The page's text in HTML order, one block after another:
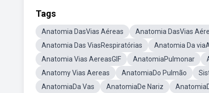
Tags
Anatomia DasVias Aéreas Anatomia DasVias
Anatomia Das ViasRespiratórias
Anatomia Da
Anatomia Vias AereasGIF
AnatomiaPulmonar
Anatomy Vias Aereas
AnatomiaDo Pulmão
AnatomiaDa Vas
AnatomiaDe Nariz